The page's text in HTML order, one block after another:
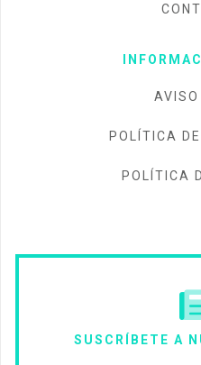
AVISO
POLÍTICA
POLÍTICA
SUSCRÍBETE A